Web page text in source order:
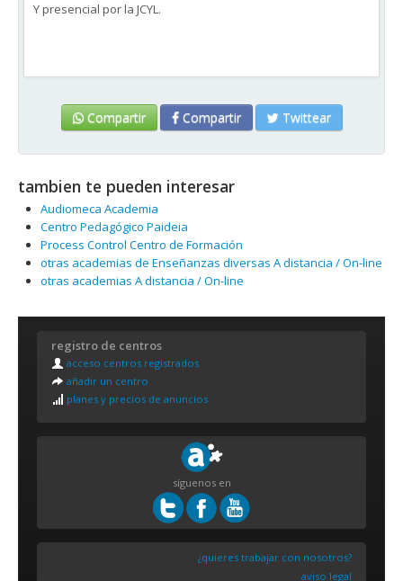
Y presencial por la JCYL.
Compartir Compartir Twittear
tambien te pueden interesar
Audiomeca Academia
Centro Pedagógico Paideia
Process Control Centro de Formación
otras academias de Enseñanzas diversas A distancia / On-line
otras academias A distancia / On-line
registro de centros
acceso centros registrados
añadir un centro
planes y precios de anuncios
síguenos en
¿quieres trabajar con nosotros?
aviso legal